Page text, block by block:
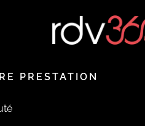
PRESTATION